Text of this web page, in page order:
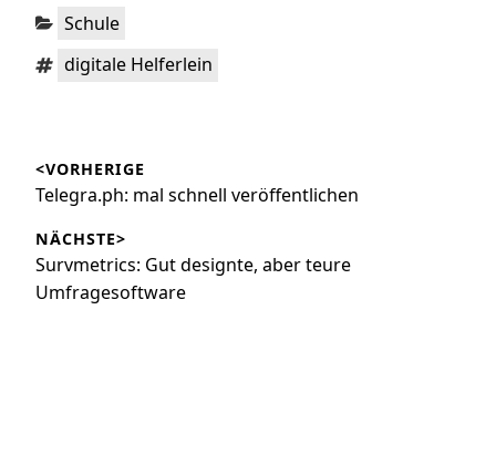
Kategorien:
Schule
Schlagwörter:
digitale Helferlein
<VORHERIGE
Vorheriger
Telegra.ph: mal schnell veröffentlichen
NÄCHSTE>
Nächster
Beitrag:
Survmetrics: Gut designte, aber teure
Umfragesoftware